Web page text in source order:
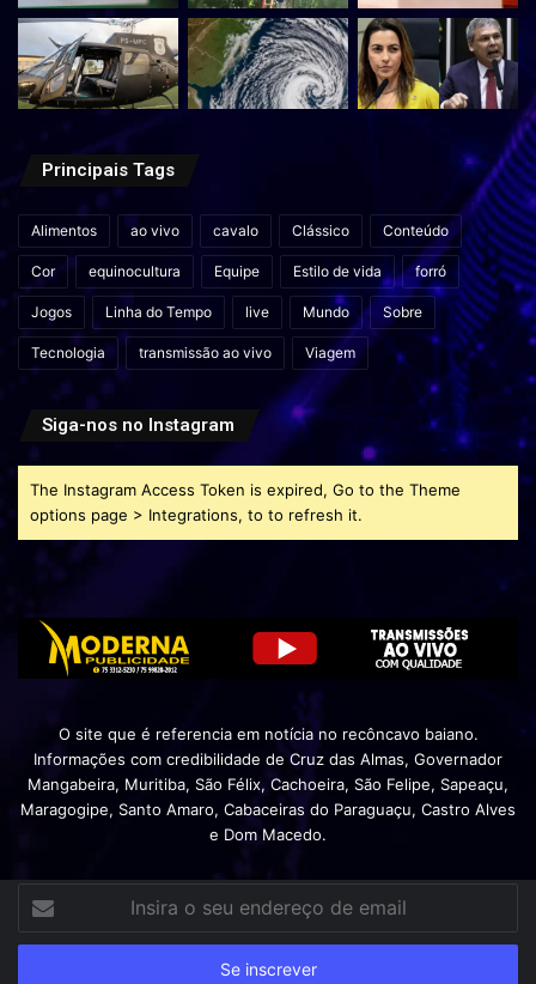
Principais Tags
Alimentos ao vivo cavalo Clássico Conteúdo
Cor equinocultura Equipe Estilo de vida forró
Jogos Linha do Tempo live Mundo Sobre
Tecnologia transmissão ao vivo Viagem
Siga-nos no Instagram
The Instagram Access Token is expired, Go to the Theme
options page > Integrations, to to refresh it.
O site que é referencia em notícia no recôncavo baiano.
Informações com credibilidade de Cruz das Almas, Governador
Mangabeira, Muritiba, São Félix, Cachoeira, São Felipe, Sapeaçu,
Maragogipe, Santo Amaro, Cabaceiras do Paraguaçu, Castro Alves
e Dom Macedo.
seu